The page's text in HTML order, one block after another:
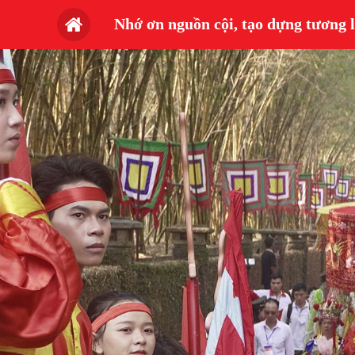
Nhớ ơn nguồn cội, tạo dựng tương